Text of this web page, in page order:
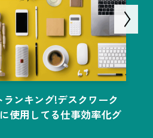
ンキング!デスクワーク
使用してる仕事効率化グ